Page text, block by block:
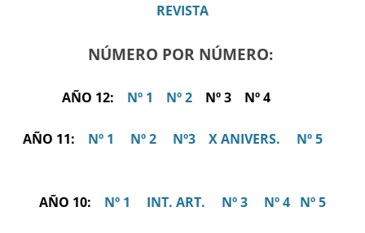
REVISTA
NÚMERO POR NÚMERO:
AÑO 12: Nº 1 Nº 2 Nº 3 Nº 4
AÑO 11: Nº 1 Nº 2 Nº3 X ANIVERS. Nº 5
AÑO 10: Nº 1 INT. ART. Nº 3 Nº 4 Nº 5